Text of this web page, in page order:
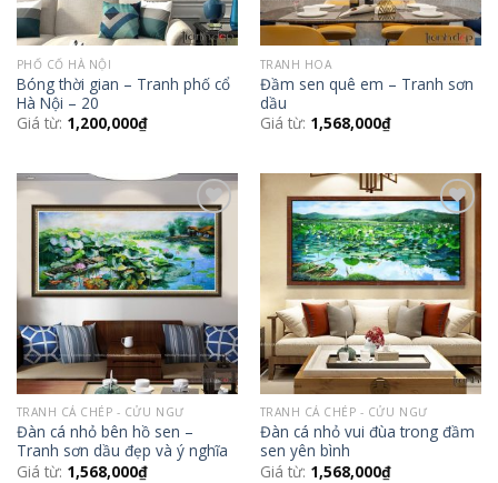
PHỐ CỔ HÀ NỘI
Bóng thời gian – Tranh phố cổ
Hà Nội – 20
Giá từ: 1,200,000₫
TRANH HOA
Đầm sen quê em – Tranh sơn
dầu
Giá từ: 1,568,000₫
Add to
Wishlist
TRANH CÁ CHÉP - CỬU NGƯ
Đàn cá nhỏ bên hồ sen –
Tranh sơn dầu đẹp và ý nghĩa
Giá từ: 1,568,000₫
Add to
Wishlist
TRANH CÁ CHÉP - CỬU NGƯ
Đàn cá nhỏ vui đùa trong đầm
sen yên bình
Giá từ: 1,568,000₫